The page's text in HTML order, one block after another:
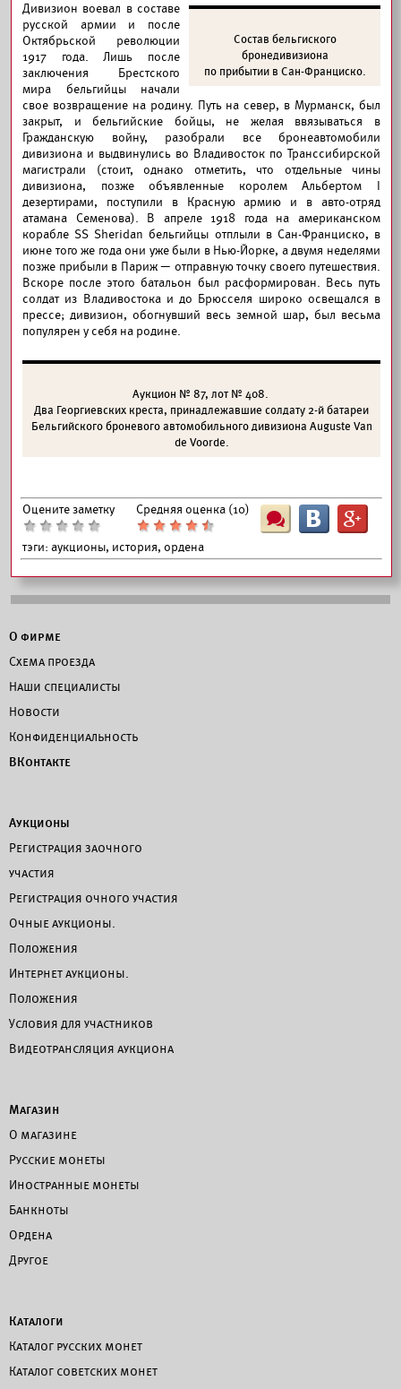
Состав бельгиского
бронедивизиона
по прибытии в Сан-Франциско.
Дивизион воевал в составе
русской армии и после
Октябрьской революции
1917 года. Лишь после
заключения Брестского
мира бельгийцы начали
свое возвращение на родину. Путь на север, в Мурманск, был
закрыт, и бельгийские бойцы, не желая ввязываться в
Гражданскую войну, разобрали все бронеавтомобили
дивизиона и выдвинулись во Владивосток по Транссибирской
магистрали (стоит, однако отметить, что отдельные чины
дивизиона, позже объявленные королем Альбертом I
дезертирами, поступили в Красную армию и в авто-отряд
атамана Семенова). В апреле 1918 года на американском
корабле SS Sheridan бельгийцы отплыли в Сан-Франциско, в
июне того же года они уже были в Нью-Йорке, а двумя неделями
позже прибыли в Париж — отправную точку своего путешествия.
Вскоре после этого батальон был расформирован. Весь путь
солдат из Владивостока и до Брюсселя широко освещался в
прессе; дивизион, обогнувший весь земной шар, был весьма
популярен у себя на родине.
Аукцион № 87, лот № 408.
Два Георгиевских креста, принадлежавшие солдату 2-й батареи
Бельгийского броневого автомобильного дивизиона Auguste Van
de Voorde.
Оцените заметку Средняя оценка (10)
тэги: аукционы, история, ордена
Ш B G
О фирме
Схема проезда
Наши специалисты
Новости
Конфиденциальность
ВКонтакте
Аукционы
Регистрация заочного
участия
Регистрация очного участия
Очные аукционы.
Положения
Интернет аукционы.
Положения
Условия для участников
Видеотрансляция аукциона
Магазин
О магазине
Русские монеты
Иностранные монеты
Банкноты
Ордена
Другое
Каталоги
Каталог русских монет
Каталог советских монет